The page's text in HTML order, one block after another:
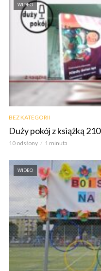
WIDEO
BEZ KATEGORII
Duży pokój z książką 210
10 odsłony 1 minuta
WIDEO